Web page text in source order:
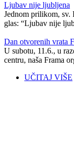
Ljubav nije ljubljena
Jednom prilikom, sv.
glas: “Ljubav nije
Dan otvorenih vrata
U subotu, 11.6., u
centru, naša Frama
UČITAJ VIŠE